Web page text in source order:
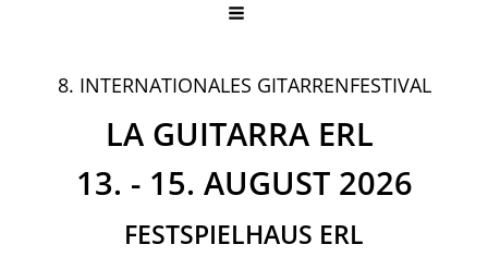
8. INTERNATIONALES GITARRENFESTIVAL
LA GUITARRA ERL
13. - 15. AUGUST 2026
FESTSPIELHAUS ERL